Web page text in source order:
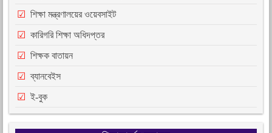
শিক্ষা মন্ত্রণালয়ের ওয়েবসাইট
কারিগরি শিক্ষা অধিদপ্তর
শিক্ষক বাতায়ন
ব্যানবেইস
ই-বুক